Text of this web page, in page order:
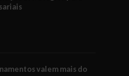
valem mais do